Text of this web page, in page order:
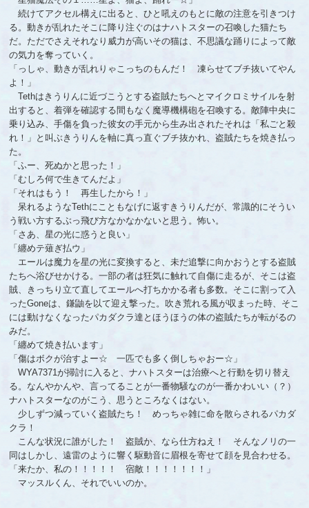
続けてアクセル構えに出ると、ひと吼えのもとに敵の注意を引きつけ
る。動きが乱れたそこに降り注ぐのはナハトスターの召喚した猫たち
だ。ただでさえそれなり威力が高いその猫は、不思議な踊りによって敵
の気力を奪っていく。
「っしゃ、動きが乱れりゃこっちのもんだ！ 凍らせてブチ抜いてやん
よ！」
Tethはきうりんに近づこうとする盗賊たちへとマイクロミサイルを射
出すると、着弾を確認する間もなく魔導機構砲を召喚する。敵陣中央に
乗り込み、手傷を負った彼女の手元から生み出されたそれは「私ごと殺
れ！」と叫ぶきうりんを軸に真っ直ぐブチ抜かれ、盗賊たちを焼き払っ
た。
「ふー、死ぬかと思った！」
「むしろ何で生きてんだよ」
「それはもう！ 再生したから！」
呆れるようなTethにこともなげに返すきうりんだが、常識的にそうい
う戦い方するぶっ飛び方なかなかないと思う。怖い。
「さあ、星の光に惑うと良い」
「纏めテ薙ぎ払ウ」
エールは魔力を星の光に変換すると、未だ追撃に向かおうとする盗賊
たちへ浴びせかける。一部の者は狂気に触れて自傷に走るが、そこは盗
賊、きっちり立て直してエールへ打ちかかる者も多数。そこに割って入
ったGoneは、鎌鼬を以て迎え撃った。吹き荒れる風が収まった時、そこ
には動けなくなったパカダクラ達とほうほうの体の盗賊たちが転がるの
みだ。
「纏めて焼き払います」
「傷はボクが治すよー☆ 一匹でも多く倒しちゃおー☆」
WYA7371が掃討に入ると、ナハトスターは治療へと行動を切り替え
る。なんやかんや、言ってることが一番物騒なのが一番かわいい（？）
ナハトスターなのがこう、思うところなくはない。
少しずつ減っていく盗賊たち！ めっちゃ雑に命を散らされるパカダ
クラ！
こんな状況に誰がした！ 盗賊か、なら仕方ねえ！ そんなノリの一
同はしかし、遠雷のように響く駆動音に眉根を寄せて顔を見合わせる。
「来たか、私の！！！！！ 宿敵！！！！！！！」
マッスルくん、それでいいのか。